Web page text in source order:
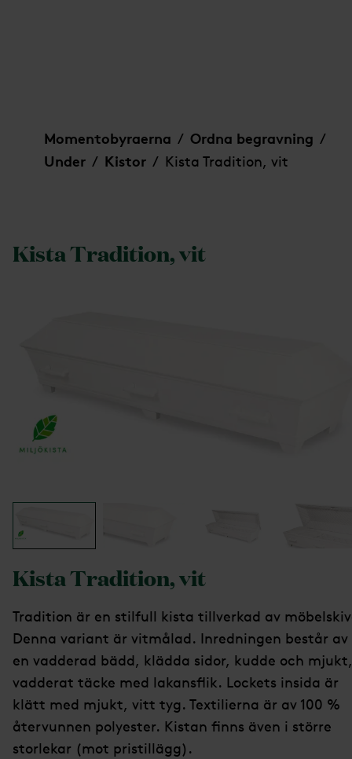
Momentobyraerna / Ordna begravning /
Under / Kistor / Kista Tradition, vit
Kista Tradition, vit
Kista Tradition, vit
Tradition är en stilfull kista tillverkad av
Denna variant är vitmålad. Inredningen består av
en vadderad bädd, klädda sidor, kudde och mjukt,
vadderat täcke med lakansflik. Lockets insida är
klätt med mjukt, vitt tyg. Textilierna är av 100 %
återvunnen polyester. Kistan finns även i större
storlekar (mot pristillägg).